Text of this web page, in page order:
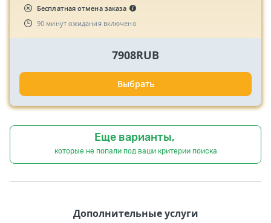
Бесплатная отмена заказа
90 минут ожидания включено
7908RUB
Выбрать
Еще варианты,
которые не попали под ваши критерии поиска
Дополнительные услуги